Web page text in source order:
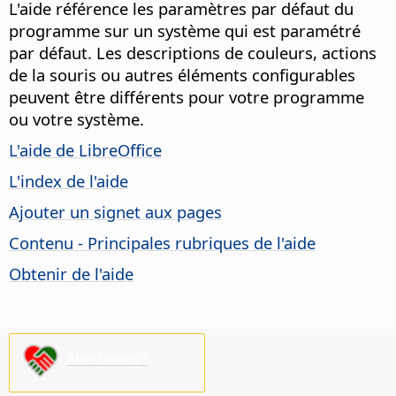
L'aide référence les paramètres par défaut du
programme sur un système qui est paramétré
par défaut. Les descriptions de couleurs, actions
de la souris ou autres éléments configurables
peuvent être différents pour votre programme
ou votre système.
L'aide de LibreOffice
L'index de l'aide
Ajouter un signet aux pages
Contenu - Principales rubriques de l'aide
Obtenir de l'aide